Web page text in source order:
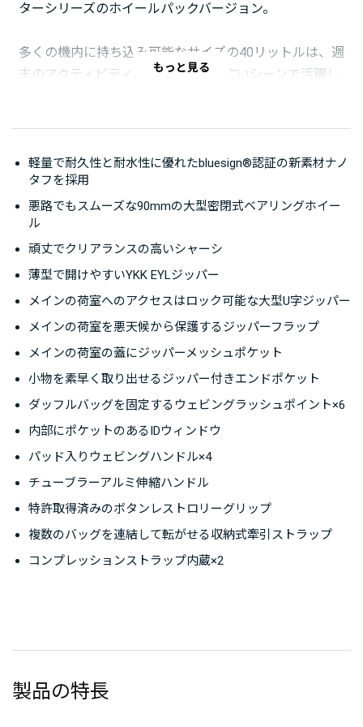
ターシリーズのホイールパックバージョン。
多くの機内に持ち込み可能なサイズの40リットルは、週
末のアクティビティから旅行まで幅広いシーンで活躍し
開口部が大きく開くメインコンパートメントには、嵩張
るスキーギアや大量のクライミングギアをまとめてガバ
ッと収納し、スムーズに取り出せるのが魅力です。
生地には耐久性、耐候性、軽さを市場でも高い次元で実
現した新素材ナノタフを採用。100%リサイクルの高強
度ナイロンを使用したbluesign®認証素材で、高い強度
軽量で耐久性と耐水性に優れたbluesign®認証の新素材
ナノタフをふんだんに使ったトランスポーターダッフル
のホイールパックバージョン。メインのジッパーにフラ
ップがあるので、雨天時の対策もバッチリです。約
30mm～40mmある地上高と90mmの大型ホイールで石
ールドダッフル40はちょっとしたトリップに、気軽に出
かけることができます。
もっと見る
軽量で耐久性と耐水性に優れたbluesign®認証の新素材ナノ
タフを採用
悪路でもスムーズな90mmの大型密閉式ベアリングホイー
ル
頑丈でクリアランスの高いシャーシ
薄型で開けやすいYKK EYLジッパー
メインの荷室へのアクセスはロック可能な大型U字ジッパー
メインの荷室を悪天候から保護するジッパーフラップ
メインの荷室の蓋にジッパーメッシュポケット
小物を素早く取り出せるジッパー付きエンドポケット
ダッフルバッグを固定するウェビングラッシュポイント×6
内部にポケットのあるIDウィンドウ
パッド入りウェビングハンドル×4
チューブラーアルミ伸縮ハンドル
特許取得済みのボタンレストロリーグリップ
複数のバッグを連結して転がせる収納式牽引ストラップ
コンプレッションストラップ内蔵×2
製品の特長